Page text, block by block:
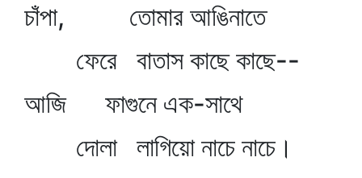
চাঁপা, তোমার আঙিনাতে
ফেরে বাতাস কাছে কাছে--
আজি ফাগুনে এক-সাথে
দোলা লাগিয়ো নাচে নাচে।